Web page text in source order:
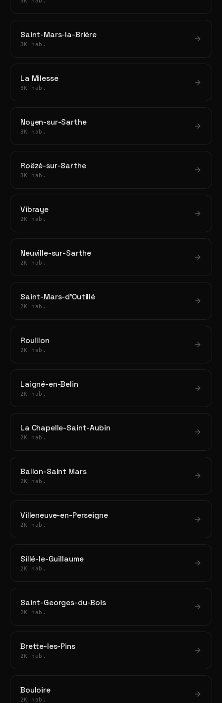
Saint-Mars-la-Brière
3K hab.
La Milesse
3K hab.
Noyen-sur-Sarthe
3K hab.
Roëzé-sur-Sarthe
3K hab.
Vibraye
2K hab.
Neuville-sur-Sarthe
2K hab.
Saint-Mars-d'Outillé
2K hab.
Rouillon
2K hab.
Laigné-en-Belin
2K hab.
La Chapelle-Saint-Aubin
2K hab.
Ballon-Saint Mars
2K hab.
Villeneuve-en-Perseigne
2K hab.
Sillé-le-Guillaume
2K hab.
Saint-Georges-du-Bois
2K hab.
Brette-les-Pins
2K hab.
Bouloire
2K hab.